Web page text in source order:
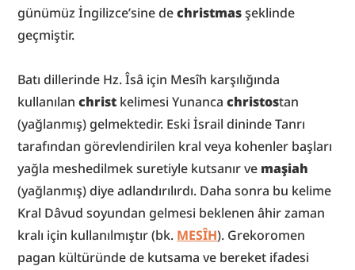
günümüz İngilizce’sine de christmas şeklinde
geçmiştir.
Batı dillerinde Hz. Îsâ için Mesîh karşılığında
kullanılan christ kelimesi Yunanca christostan
(yağlanmış) gelmektedir. Eski İsrail dininde Tanrı
tarafından görevlendirilen kral veya kohenler başları
yağla meshedilmek suretiyle kutsanır ve maşiah
(yağlanmış) diye adlandırılırdı. Daha sonra bu kelime
Kral Dâvud soyundan gelmesi beklenen âhir zaman
kralı için kullanılmıştır (bk. MESÎH). Grekoromen
pagan kültüründe de kutsama ve bereket ifadesi